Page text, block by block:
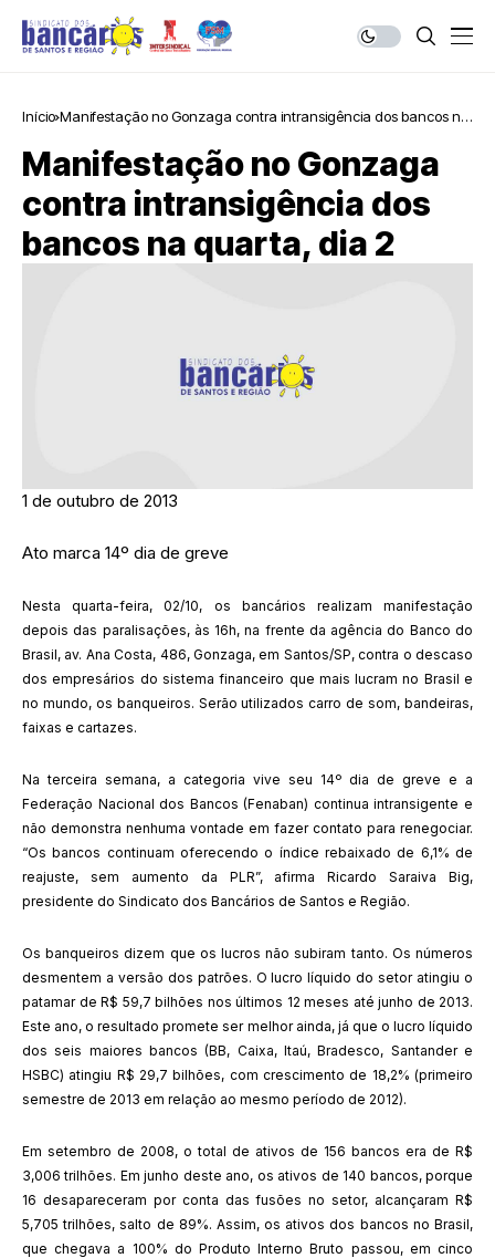
Início Manifestação no Gonzaga contra intransigência dos bancos na
Manifestação no Gonzaga
contra intransigência dos
bancos na quarta, dia 2
1 de outubro de 2013
Ato marca 14º dia de greve
Nesta quarta-feira, 02/10, os bancários realizam manifestação
depois das paralisações, às 16h, na frente da agência do Banco do
Brasil, av. Ana Costa, 486, Gonzaga, em Santos/SP, contra o descaso
dos empresários do sistema financeiro que mais lucram no Brasil e
no mundo, os banqueiros. Serão utilizados carro de som, bandeiras,
faixas e cartazes.
Na terceira semana, a categoria vive seu 14º dia de greve e a
Federação Nacional dos Bancos (Fenaban) continua intransigente e
não demonstra nenhuma vontade em fazer contato para renegociar.
“Os bancos continuam oferecendo o índice rebaixado de 6,1% de
reajuste, sem aumento da PLR”, afirma Ricardo Saraiva Big,
presidente do Sindicato dos Bancários de Santos e Região.
Os banqueiros dizem que os lucros não subiram tanto. Os números
desmentem a versão dos patrões. O lucro líquido do setor atingiu o
patamar de R$ 59,7 bilhões nos últimos 12 meses até junho de 2013.
Este ano, o resultado promete ser melhor ainda, já que o lucro líquido
dos seis maiores bancos (BB, Caixa, Itaú, Bradesco, Santander e
HSBC) atingiu R$ 29,7 bilhões, com crescimento de 18,2% (primeiro
semestre de 2013 em relação ao mesmo período de 2012).
Em setembro de 2008, o total de ativos de 156 bancos era de R$
3,006 trilhões. Em junho deste ano, os ativos de 140 bancos, porque
16 desapareceram por conta das fusões no setor, alcançaram R$
5,705 trilhões, salto de 89%. Assim, os ativos dos bancos no Brasil,
que chegava a 100% do Produto Interno Bruto passou, em cinco